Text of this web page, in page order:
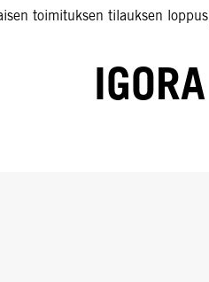
toimituksen tilauksen